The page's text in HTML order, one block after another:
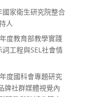
家衛生研究院整合
人
度教育部教學實踐
工程與SEL社會情
度國科會專題研究
牌社群媒體視覺內